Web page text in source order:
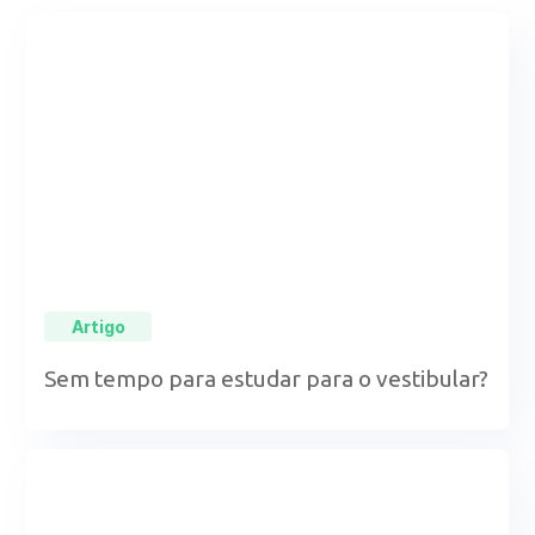
Artigo
Sem tempo para estudar para o vestibular?